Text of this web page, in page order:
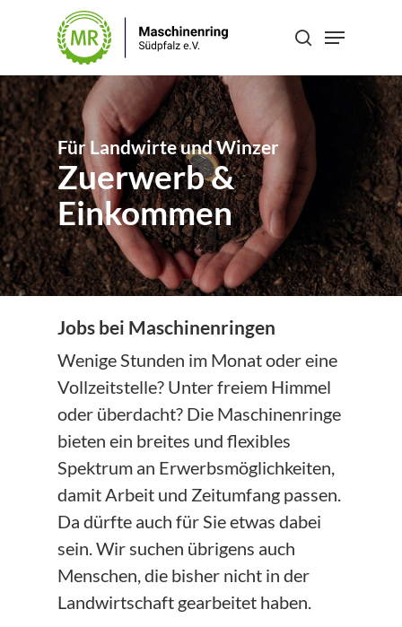
content
search
Menu
Für Landwirte und Winzer
Zuerwerb &
Einkommen
Jobs bei Maschinenringen
Wenige Stunden im Monat oder eine
Vollzeitstelle? Unter freiem Himmel
oder überdacht? Die Maschinenringe
bieten ein breites und flexibles
Spektrum an Erwerbsmöglichkeiten,
damit Arbeit und Zeitumfang passen.
Da dürfte auch für Sie etwas dabei
sein. Wir suchen übrigens auch
Menschen, die bisher nicht in der
Landwirtschaft gearbeitet haben.
Menu